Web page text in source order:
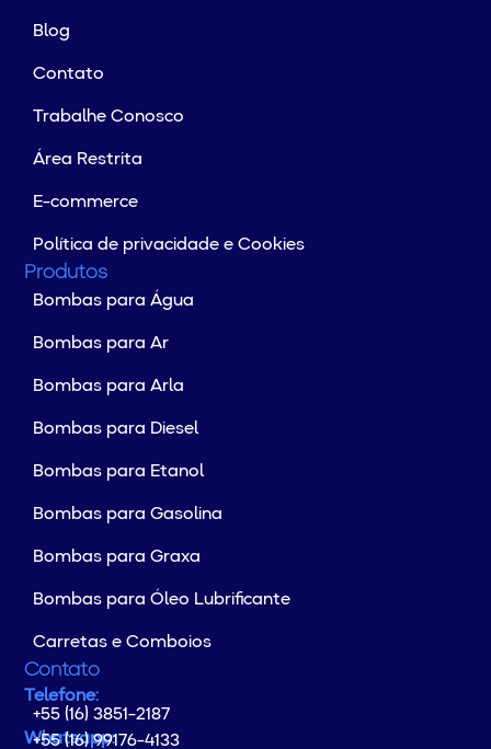
Blog
Contato
Trabalhe Conosco
Área Restrita
E-commerce
Política de privacidade e Cookies
Produtos
Bombas para Água
Bombas para Ar
Bombas para Arla
Bombas para Diesel
Bombas para Etanol
Bombas para Gasolina
Bombas para Graxa
Bombas para Óleo Lubrificante
Carretas e Comboios
Contato
Telefone:
+55 (16) 3851-2187
Whatsapp:
+55 (16) 99176-4133